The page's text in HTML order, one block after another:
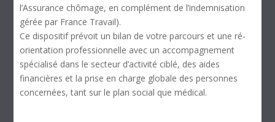
l’Assurance chômage, en complément de l’indemnisation
gérée par France Travail).
Ce dispositif prévoit un bilan de votre parcours et une ré-
orientation professionnelle avec un accompagnement
spécialisé dans le secteur d’activité ciblé, des aides
financières et la prise en charge globale des personnes
concernées, tant sur le plan social que médical.